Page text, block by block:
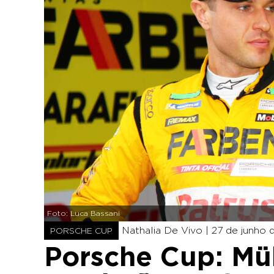
Foto: Luca Bassani
PORSCHE CUP Nathalia De Vivo | 27 de junho
Porsche Cup: